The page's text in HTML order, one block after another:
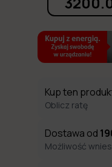
Kup ten
Oblicz ratę
Dostawa od
Możliwość